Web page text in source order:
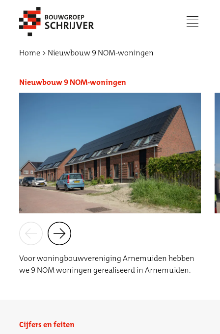
menu
Werken bij
Home Nieuwbouw 9 NOM-woningen
Nieuwbouw 9 NOM-woningen
Voor woningbouwvereniging Arnemuiden hebben
we 9 NOM woningen gerealiseerd in Arnemuiden.
Cijfers en feiten